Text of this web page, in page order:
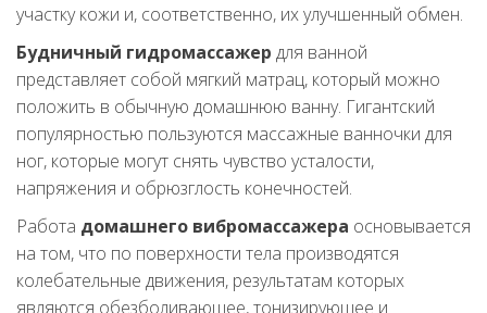
участку кожи и, соответственно, их улучшенный обмен.
Будничный гидромассажер для ванной
представляет собой мягкий матрац, который можно
положить в обычную домашнюю ванну. Гигантский
популярностью пользуются массажные ванночки для
ног, которые могут снять чувство усталости,
напряжения и обрюзглость конечностей.
Работа домашнего вибромассажера основывается
на том, что по поверхности тела производятся
колебательные движения, результатам которых
являются обезболивающее, тонизирующее и